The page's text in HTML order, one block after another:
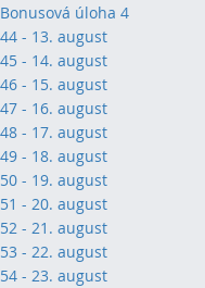
Bonusová úloha 4
44 - 13. august
45 - 14. august
46 - 15. august
47 - 16. august
48 - 17. august
49 - 18. august
50 - 19. august
51 - 20. august
52 - 21. august
53 - 22. august
54 - 23. august